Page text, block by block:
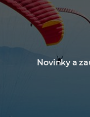
Novinky a